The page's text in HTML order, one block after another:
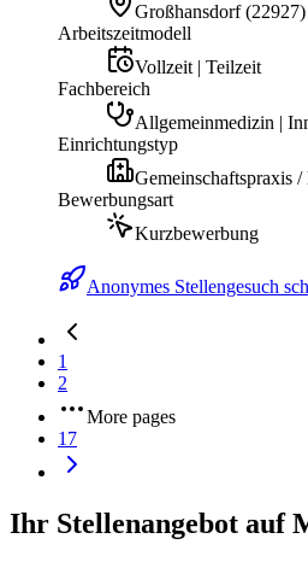
Großhansdorf (22927)
Arbeitszeitmodell
Vollzeit | Teilzeit
Fachbereich
Allgemeinmedizin |
Einrichtungstyp
Gemeinschaftspraxis
Bewerbungsart
Kurzbewerbung
Anonymes Stellengesuch
1
2
More pages
17
Ihr Stellenangebot auf